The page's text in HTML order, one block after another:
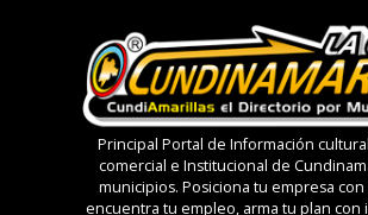
Principal Portal de Información
comercial e Institucional de
municipios. Posiciona tu empresa
encuentra tu empleo, arma tu plan con